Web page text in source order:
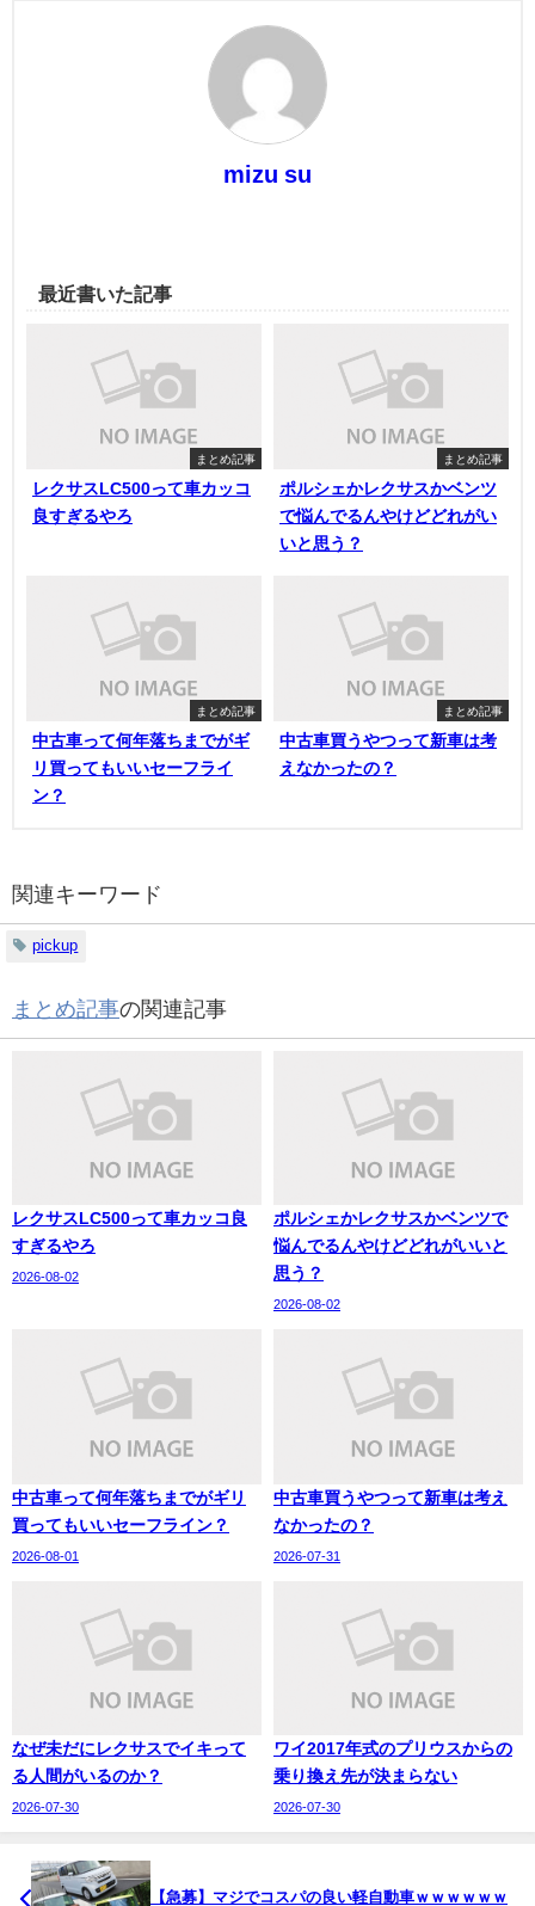
mizu su
最近書いた記事
まとめ記事
レクサスLC500って車カッコ
良すぎるやろ
まとめ記事
ポルシェかレクサスかベンツ
で悩んでるんやけどどれがい
いと思う？
まとめ記事
中古車って何年落ちまでがギ
リ買ってもいいセーフライ
ン？
まとめ記事
中古車買うやつって新車は考
えなかったの？
関連キーワード
pickup
まとめ記事の関連記事
レクサスLC500って車カッコ良
すぎるやろ
2026-08-02
ポルシェかレクサスかベンツで
悩んでるんやけどどれがいいと
思う？
2026-08-02
中古車って何年落ちまでがギリ
買ってもいいセーフライン？
2026-08-01
中古車買うやつって新車は考え
なかったの？
2026-07-31
なぜ未だにレクサスでイキって
る人間がいるのか？
2026-07-30
ワイ2017年式のプリウスからの
乗り換え先が決まらない
2026-07-30
【急募】マジでコスパの良い軽自動車ｗｗｗｗｗｗ